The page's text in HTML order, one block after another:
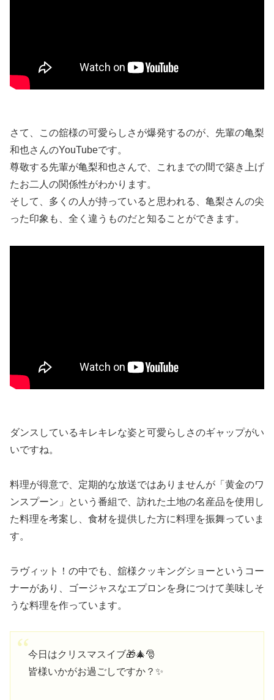
さて、この舘様の可愛らしさが爆発するのが、先輩の亀梨
和也さんのYouTubeです。
尊敬する先輩が亀梨和也さんで、これまでの間で築き上げ
たお二人の関係性がわかります。
そして、多くの人が持っていると思われる、亀梨さんの尖
った印象も、全く違うものだと知ることができます。
ダンスしているキレキレな姿と可愛らしさのギャップがい
いですね。
料理が得意で、定期的な放送ではありませんが「黄金のワ
ンスプーン」という番組で、訪れた土地の名産品を使用し
た料理を考案し、食材を提供した方に料理を振舞っていま
す。
ラヴィット！の中でも、舘様クッキングショーというコー
ナーがあり、ゴージャスなエプロンを身につけて美味しそ
うな料理を作っています。
今日はクリスマスイブ🎁🎄🎅
皆様いかがお過ごしですか？✨